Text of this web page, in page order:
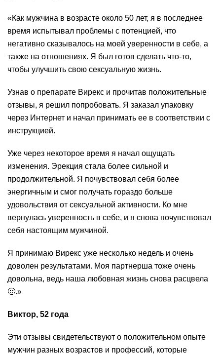
«Как мужчина в возрасте около 50 лет, я в последнее
время испытывал проблемы с потенцией, что
негативно сказывалось на моей уверенности в себе, а
также на отношениях. Я был готов сделать что-то,
чтобы улучшить свою сексуальную жизнь.
Узнав о препарате Вирекс и прочитав положительные
отзывы, я решил попробовать. Я заказал упаковку
через Интернет и начал принимать ее в соответствии с
инструкцией.
Уже через некоторое время я начал ощущать
изменения. Эрекция стала более сильной и
продолжительной. Я почувствовал себя более
энергичным и смог получать гораздо больше
удовольствия от сексуальной активности. Ко мне
вернулась уверенность в себе, и я снова почувствовал
себя настоящим мужчиной.
Я принимаю Вирекс уже несколько недель и очень
доволен результатами. Моя партнерша тоже очень
довольна, ведь наша любовная жизнь снова расцвела
🙂.»
Виктор, 52 года
Эти отзывы свидетельствуют о положительном опыте
мужчин разных возрастов и профессий, которые